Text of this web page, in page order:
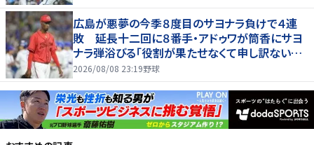
広島が悪夢の今季８度目のサヨナラ負けで４連
敗 延長十二回に８番手・アドゥワが筒香にサヨ
ナラ弾浴びる「役割が果たせなくて申し訳ないで
す」
2026/08/08 23:19野球